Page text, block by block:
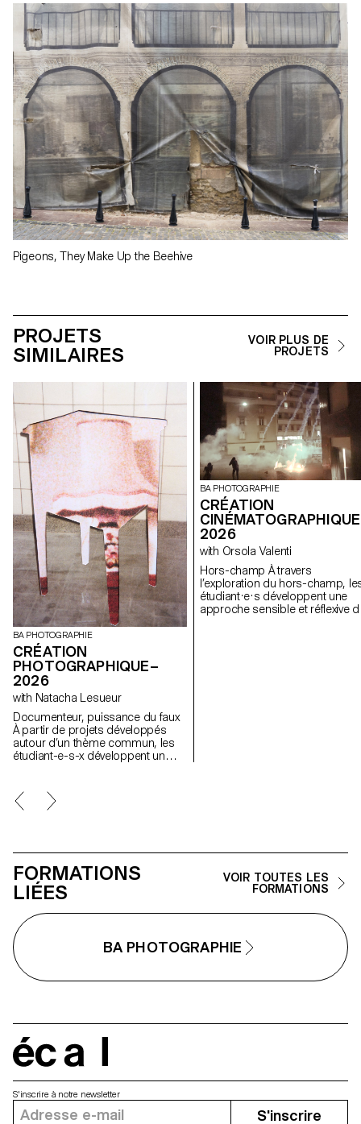
Pigeons, They Make Up the Beehive
PROJETS
SIMILAIRES
VOIR PLUS DE
PROJETS
BA PHOTOGRAPHIE
CRÉATION
PHOTOGRAPHIQUE–
2026
with Natacha Lesueur
Documenteur, puissance du faux
À partir de projets développés
autour d’un thème commun, les
étudiant-e-s-x développent un
semblant. Iels construisent un
projet qui joue avec les limites de
BA PHOTOGRAPHIE
CRÉATION
2026
with Orsola Valenti
Hors-champ À travers
l’exploration du hors-champ,
étudiant·e·s développent une
approche sensible et réflexive
FORMATIONS
LIÉES
VOIR TOUTES LES
FORMATIONS
BA PHOTOGRAPHIE
S'inscrire à notre newsletter
S'inscrire